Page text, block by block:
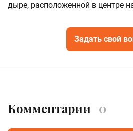
дыре, расположенной в центре
Задать свой
Комментарии 0